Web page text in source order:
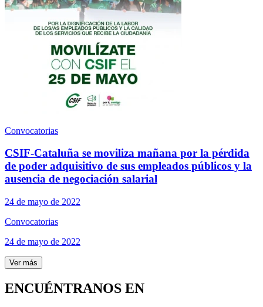
Convocatorias
CSIF-Cataluña se moviliza mañana por la pérdida
de poder adquisitivo de sus empleados públicos y la
ausencia de negociación salarial
24 de mayo de 2022
Convocatorias
24 de mayo de 2022
Ver más
ENCUÉNTRANOS EN